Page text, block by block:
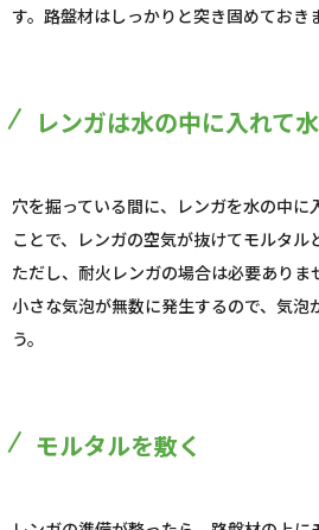
す。路盤材はしっかりと突き固めておき
レンガは水の中に入れて
穴を掘っている間に、レンガを水の中に
ことで、レンガの空気が抜けてモルタル
ただし、耐火レンガの場合は必要ありま
小さな気泡が無数に発生するので、気泡
う。
モルタルを敷く